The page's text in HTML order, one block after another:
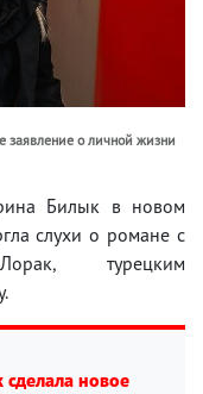
заявление о личной жизни
Билык в новом
слухи о романе с
турецким
новое